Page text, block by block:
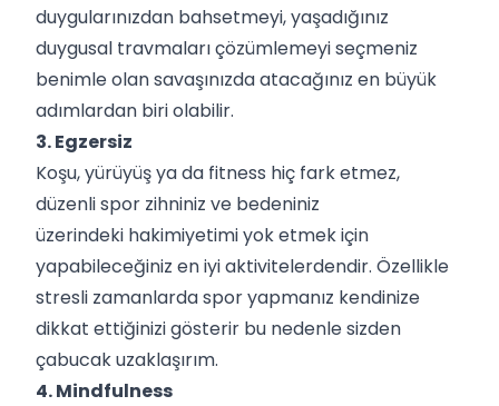
duygularınızdan bahsetmeyi, yaşadığınız
duygusal travmaları çözümlemeyi seçmeniz
benimle olan savaşınızda atacağınız en büyük
adımlardan biri olabilir.
3. Egzersiz
Koşu, yürüyüş ya da fitness hiç fark etmez,
düzenli spor zihniniz ve bedeniniz
üzerindeki hakimiyetimi yok etmek için
yapabileceğiniz en iyi aktivitelerdendir. Özellikle
stresli zamanlarda spor yapmanız kendinize
dikkat ettiğinizi gösterir bu nedenle sizden
çabucak uzaklaşırım.
4. Mindfulness